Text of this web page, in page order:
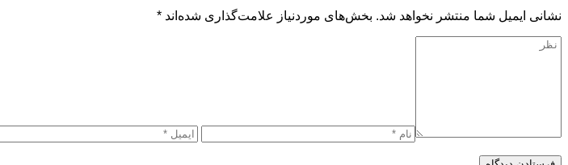
نشانی ایمیل شما منتشر نخواهد شد. بخش‌های موردنیاز علامت‌گذاری شده‌اند *